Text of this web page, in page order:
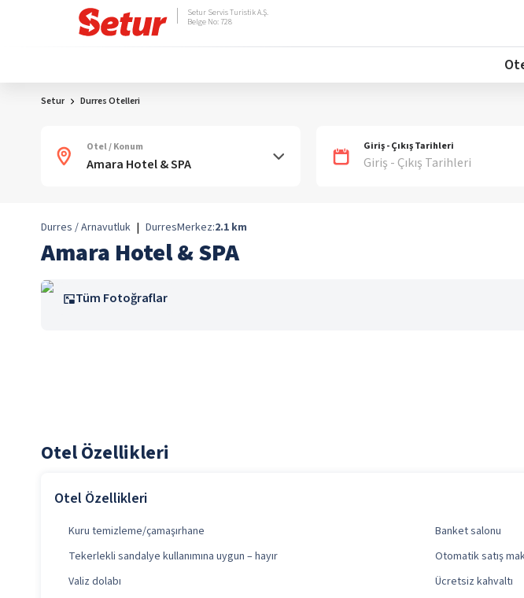
Setur Servis Turistik A.Ş.
Belge No: 728
Setur Durres Otelleri
Otel / Konum Giriş - Çıkış Tarihleri
Giriş - Çıkış Tarihleri
Durres / Arnavutluk | DurresMerkez:2.1 km
Amara Hotel & SPA
Tüm Fotoğraflar
Otel Özellikleri
Otel Özellikleri
Kuru temizleme/çamaşırhane Banket salonu
Tekerlekli sandalye kullanımına uygun – hayır
Otomatik satış
Valiz dolabı
Ücretsiz kahvaltı